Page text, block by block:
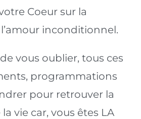
Coeur sur la
inconditionnel.
vous oublier, tous ces
programmations
pour retrouver la
vie car, vous êtes LA